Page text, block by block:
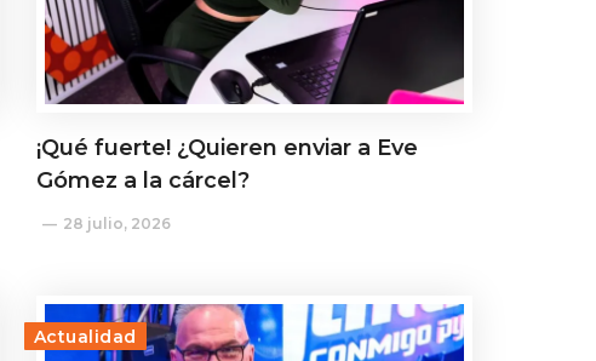
¡Qué fuerte! ¿Quieren enviar a Eve
Gómez a la cárcel?
28 julio, 2026
Actualidad